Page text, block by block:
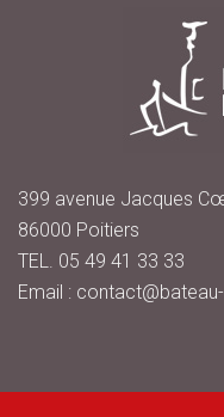
399 avenue Jacques
86000 Poitiers
TEL. 05 49 41 33 33
Email :